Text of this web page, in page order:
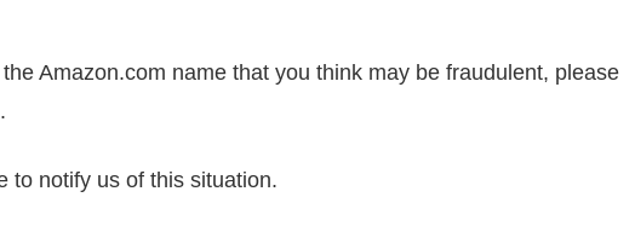
Amazon.com name that you think may be fraudulent, please
to notify us of this situation.